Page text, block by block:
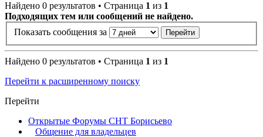
Найдено 0 результатов • Страница 1 из 1
Подходящих тем или сообщений не найдено.
Показать сообщения за
Найдено 0 результатов • Страница 1 из 1
Перейти к расширенному поиску
Перейти
Открытые Форумы СНТ Борисьево
Общение для владельцев